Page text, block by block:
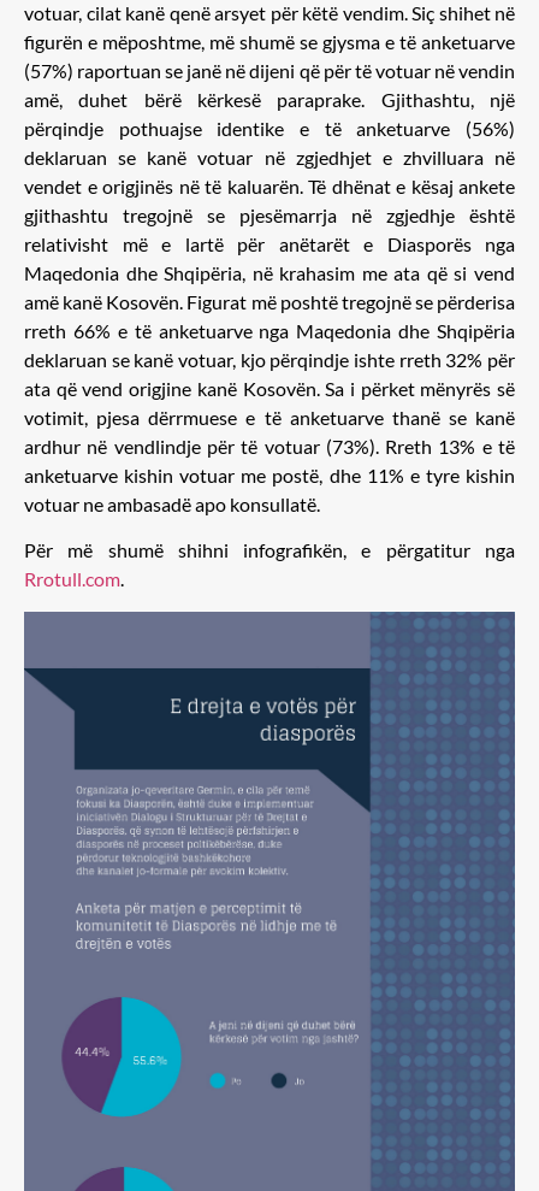
votuar, cilat kanë qenë arsyet për këtë vendim. Siç shihet në
figurën e mëposhtme, më shumë se gjysma e të anketuarve
(57%) raportuan se janë në dijeni që për të votuar në vendin
amë, duhet bërë kërkesë paraprake. Gjithashtu, një
përqindje pothuajse identike e të anketuarve (56%)
deklaruan se kanë votuar në zgjedhjet e zhvilluara në
vendet e origjinës në të kaluarën. Të dhënat e kësaj ankete
gjithashtu tregojnë se pjesëmarrja në zgjedhje është
relativisht më e lartë për anëtarët e Diasporës nga
Maqedonia dhe Shqipëria, në krahasim me ata që si vend
amë kanë Kosovën. Figurat më poshtë tregojnë se përderisa
rreth 66% e të anketuarve nga Maqedonia dhe Shqipëria
deklaruan se kanë votuar, kjo përqindje ishte rreth 32% për
ata që vend origjine kanë Kosovën. Sa i përket mënyrës së
votimit, pjesa dërrmuese e të anketuarve thanë se kanë
ardhur në vendlindje për të votuar (73%). Rreth 13% e të
anketuarve kishin votuar me postë, dhe 11% e tyre kishin
votuar ne ambasadë apo konsullatë.
Për më shumë shihni infografikën, e përgatitur nga
Rrotull.com.